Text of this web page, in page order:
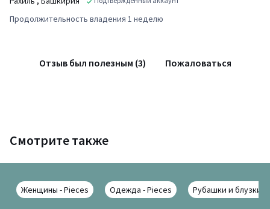
Продолжительность владения 1 неделю
Отзыв был полезным (3) Пожаловаться
Смотрите также
Женщины - Pieces Одежда - Pieces Рубашки и блузки -